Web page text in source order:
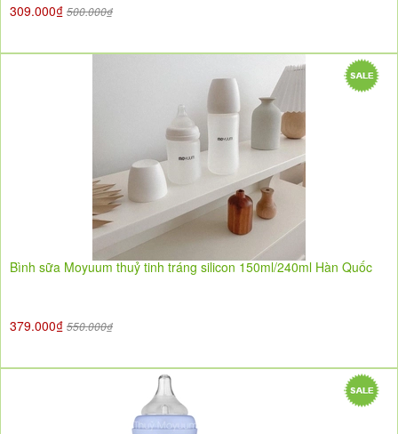
309.000₫ 500.000₫
Bình sữa Moyuum thuỷ tinh tráng silicon 150ml/240ml Hàn Quốc
379.000₫ 550.000₫